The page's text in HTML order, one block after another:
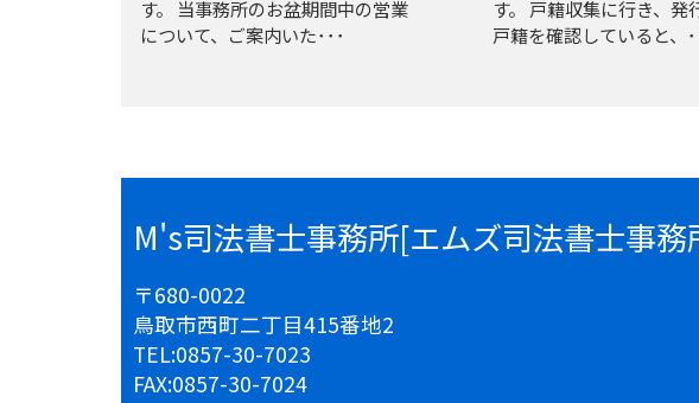
す。 当事務所のお盆期間中の営業
について、ご案内いた･･･
す。 戸籍収集に行き、発
戸籍を確認していると、･
M's司法書士事務所[エムズ司法書士事務
〒680-0022
鳥取市西町二丁目415番地2
TEL:0857-30-7023
FAX:0857-30-7024